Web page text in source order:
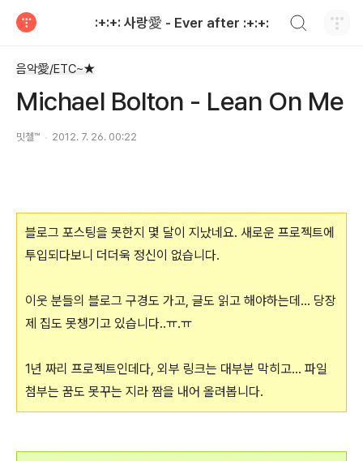
:+:+: 사랑愛 - Ever after :+:+:
음악愛/ETC~★
Michael Bolton - Lean On Me
밋첼™ 2012. 7. 26. 00:22
블로그 포스팅을 못한지 몇 달이 지났네요. 새로운 프로젝트에
투입되다보니 더더욱 정신이 없습니다.
이웃 분들의 블로그 구경도 가고, 글도 읽고 해야하는데... 당장
제 집도 못챙기고 있습니다..ㅠ.ㅠ
1년 짜리 프로젝트인데다, 외부 링크는 대부분 막히고... 파일
첨부는 꿈도 못꾸는 지라 짬을 내어 올려봅니다.